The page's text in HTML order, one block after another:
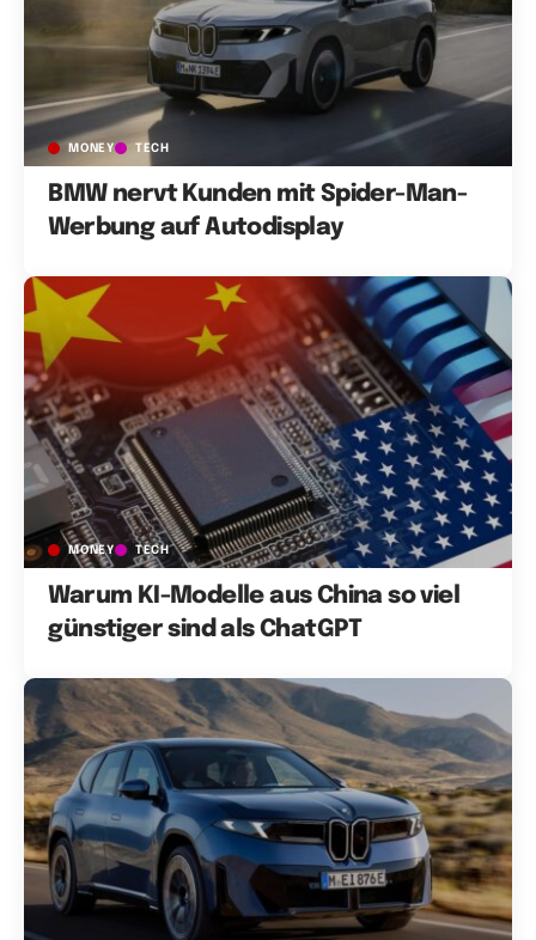
MONEY TECH
BMW nervt Kunden mit Spider-Man-
Werbung auf Autodisplay
MONEY TECH
Warum KI-Modelle aus China so viel
günstiger sind als ChatGPT